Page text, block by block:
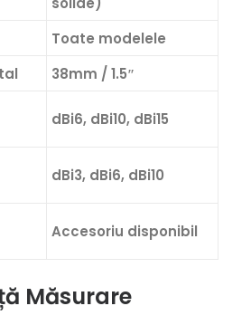
Toate modelele
38mm / 1.5″
dBi6, dBi10, dBi15
dBi3, dBi6, dBi10
Accesoriu disponibil
Măsurare